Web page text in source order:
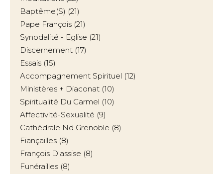
Baptême(s) (21)
Pape François (21)
Synodalité - Eglise (21)
Discernement (17)
Essais (15)
Accompagnement Spirituel (12)
Ministères + Diaconat (10)
Spiritualité Du Carmel (10)
Affectivité-Sexualité (9)
Cathédrale Nd Grenoble (8)
Fiançailles (8)
François D'assise (8)
Funérailles (8)